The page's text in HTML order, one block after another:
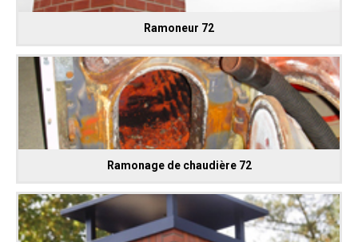
Ramoneur 72
Ramonage de chaudière 72